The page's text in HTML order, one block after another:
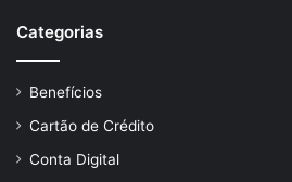
Categorias
Benefícios
Cartão de Crédito
Conta Digital